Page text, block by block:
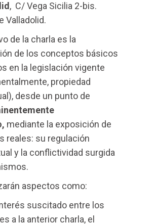
, C/ Vega Sicilia 2-bis.
Valladolid.
de la charla es la
de los conceptos básicos
en la legislación vigente
propiedad
desde un punto de
mediante la exposición de
reales: su regulación
y la conflictividad surgida
aspectos como:
suscitado entre los
a la anterior charla, el